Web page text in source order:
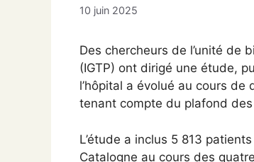
10 juin 2025
Des chercheurs de l’unité de
(IGTP) ont dirigé une étude,
l’hôpital a évolué au cours
tenant compte du plafond
L’étude a inclus 5 813
Catalogne au cours des